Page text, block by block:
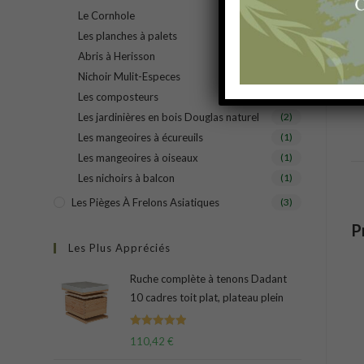
Le Cornhole (1)
Les planches à palets (1)
Abris à Herisson
Nichoir Mulit-Especes
Les composteurs (2)
Les jardinières en bois Douglas naturel (2)
Les mangeoires à écureuils (1)
Les mangeoires à oiseaux (1)
Les nichoirs à balcon (1)
Les Pièges À Frelons Asiatiques (3)
Les Plus Appréciés
Ruche complète à tenons Dadant
10 cadres toit plat, plateau plein
Note
5.00
110,42€